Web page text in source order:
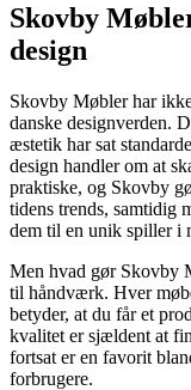
Skovby
design
Skovby Møbler har
danske designverden.
æstetik har sat
design handler om at
praktiske, og Skovby
tidens trends, samtidig
dem til en unik spiller i
Men hvad gør Skovby
til håndværk. Hver
betyder, at du får et
kvalitet er sjældent at
fortsat er en favorit
forbrugere.